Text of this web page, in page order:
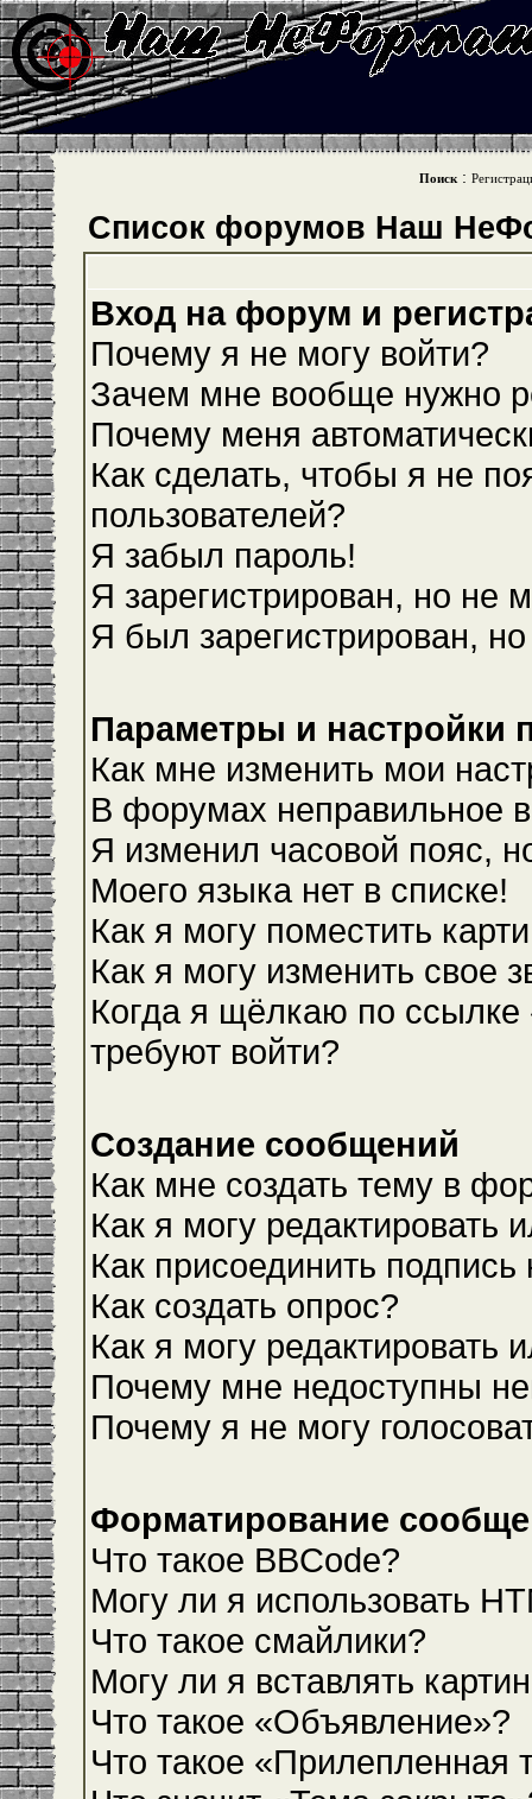
Поиск :
Список форумов Наш
Вход на форум и
Почему я не могу войти?
Зачем мне вообще нужно
Почему меня
Как сделать, чтобы я не
пользователей?
Я забыл пароль!
Я зарегистрирован, но не
Я был зарегистрирован,
Параметры и настройки
Как мне изменить мои
В форумах неправильное
Я изменил часовой пояс,
Моего языка нет в списке!
Как я могу поместить
Как я могу изменить свое
Когда я щёлкаю по ссылке
требуют войти?
Создание сообщений
Как мне создать тему в
Как я могу редактировать
Как присоединить
Как создать опрос?
Как я могу редактировать
Почему мне недоступны
Почему я не могу
Форматирование
Что такое BBCode?
Могу ли я использовать
Что такое смайлики?
Могу ли я вставлять
Что такое «Объявление»?
Что такое «Прилепленная